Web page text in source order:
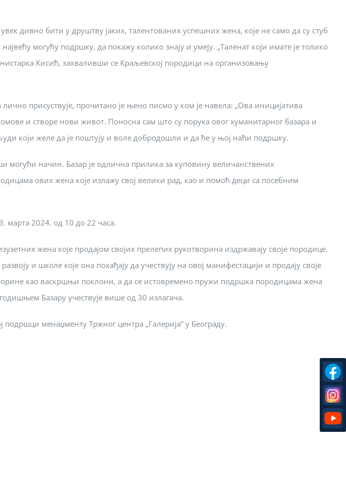
дивно бити у друштву јаких, талентованих успешних жена, које не само да су стуб
могућу подршку, да покажу колико знају и умеју. „Таленат који имате је толико
Кисић, захваливши се Краљевској породици на организовању
присуствује, прочитано је њено писмо у ком је навела: „Ова иницијатива
и створе нови живот. Поносна сам што су порука овог хуманитарног базара и
који желе да је поштују и воле добродошли и да ће у њој наћи подршку.
могући начин. Базар је одлична прилика за куповину величанствених
ових жена које излажу свој велики рад, као и помоћ деци са посебним
марта 2024. од 10 до 22 часа.
жена које продајом својих прелепих рукотворина издржавају своје породице.
и школе које она похађају да учествују на овој манифестацији и продају своје
као васкршњи поклони, а да се истовремено пружи подршка породицама жена
Базару учествује више од 30 излагача.
менаџменту Тржног центра „Галерија“ у Београду.